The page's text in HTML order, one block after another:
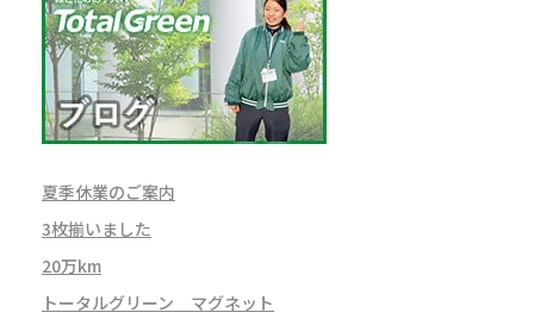
夏季休業のご案内
3枚揃いました
20万km
トータルグリーン マグネット